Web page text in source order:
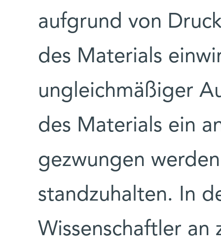
aufgrund von
des Materials
ungleichmäßiger
des Materials ein
gezwungen
standzuhalten. In
Wissenschaftler an